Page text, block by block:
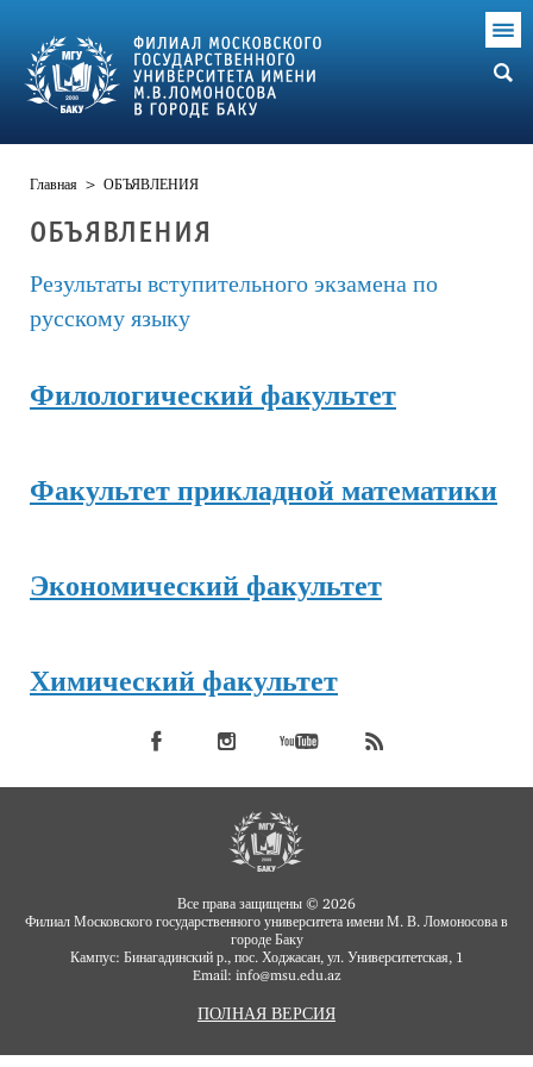
Главная > ОБЪЯВЛЕНИЯ
ОБЪЯВЛЕНИЯ
Результаты вступительного экзамена по
русскому языку
Филологический факультет
Факультет прикладной математики
Экономический факультет
Химический факультет
Все права защищены © 2026
Филиал Московского государственного университета имени М. В. Ломоносова в
городе Баку
Кампус: Бинагадинский р., пос. Ходжасан, ул. Университетская, 1
Email: info@msu.edu.az
ПОЛНАЯ ВЕРСИЯ